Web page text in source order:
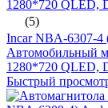
(5)
Incar NBA-6307-4
Автомобильный
1280*720 QLED,
Быстрый